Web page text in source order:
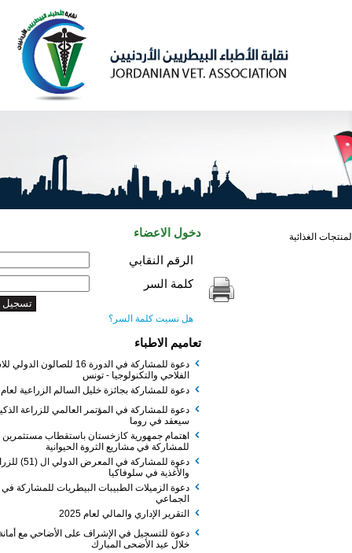
دخول الاعضاء
الرقم النقابي
كلمة السر
هل نسيت كلمة السر؟
تعاميم الاطباء
دعوة للمشاركة في الدورة 16 للصالون الدولي للاستثمار
الفلاحي والتكنولوجيا - تونس
دعوة للمشاركة بجائزة خليل السالم الزراعية لعام 2026
دعوة للمشاركة في المؤتمر العالمي للزراعة الذكية الذي
سيعقد في روما
اهتمام جمهورية كازخستان باستقطاب مستثمرين
للمشاركة في مشاريع الثروة الحيوانية
دعوة للمشاركة في المعرض الدولي ال (51) للزراعة
والأغذية في سلوفاكيا
دعوة الزميلات الطبيبات البيطريات للمشاركة في الفطور
التقرير الإداري والمالي لعام 2025
دعوة للتسجيل في الإشراف على الأضاحي مع أمانة عمان
خلال عيد الأضحى المبارك